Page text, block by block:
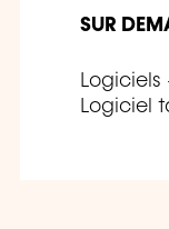
SUR
Logiciel